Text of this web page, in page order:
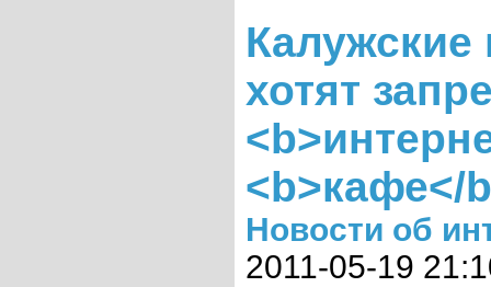
Калужские
хотят
<b>кафе</
Новости об
2011-05-19